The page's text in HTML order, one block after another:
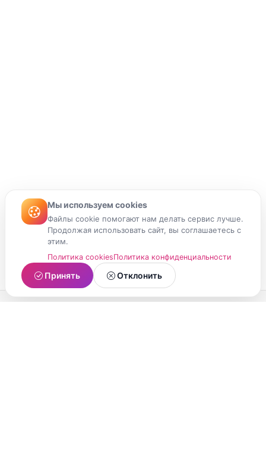
Мы используем cookies
Файлы cookie помогают нам делать сервис лучше.
Продолжая использовать сайт, вы соглашаетесь с
этим.
Политика cookiesПолитика конфиденциальности
Принять Отклонить